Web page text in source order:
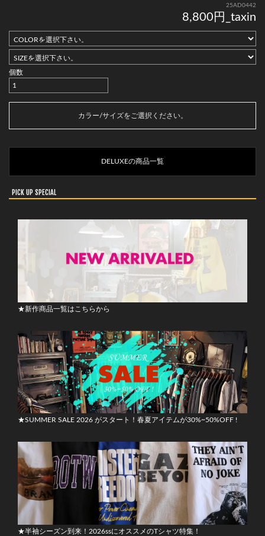
25AD0442
8,800円_taxin
個数
カートに入れる
カラー/サイズをご選択ください。
DELUXEの商品一覧
PICK UP SPECIAL
★新作商品一覧はこちらから
★SUMMER SALE 2026 がスタート！春夏アイテムが30%~50%OFF !
★半袖シーズン到来！2026ssにオススメのTシャツ特集！